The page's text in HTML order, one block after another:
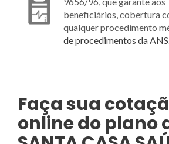
beneficiários, cobertura
qualquer procedimento
de procedimentos da
Faça sua
online do plano